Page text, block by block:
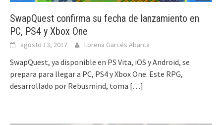
SwapQuest confirma su fecha de lanzamiento en
PC, PS4 y Xbox One
agosto 13, 2017 Lorena Garcés Abarca
SwapQuest, ya disponible en PS Vita, iOS y Android, se
prepara para llegar a PC, PS4 y Xbox One. Este RPG,
desarrollado por Rebusmind, toma […]